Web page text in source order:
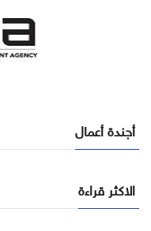
أجندة أعمال
الاكثر قراءة